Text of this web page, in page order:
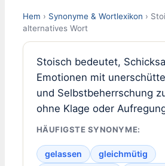
Hem › Synonyme & Wortlexikon ›
alternatives Wort
Stoisch bedeutet,
Emotionen mit
und Selbstbeherrschung
ohne Klage oder
HÄUFIGSTE SYNONYME:
gelassen
gleichmütig